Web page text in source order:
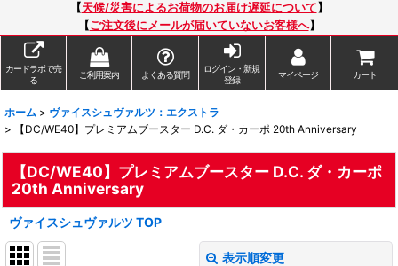
【天候/災害によるお荷物のお届け遅延について 】
【ご注文後にメールが届いていないお客様へ】
カードラボで売
る
ご利用案内 よくある質問
ログイン・新規
登録
マイページ カート
ホーム > ヴァイスシュヴァルツ：エクストラ
>
【DC/WE40】プレミアムブースター D.C. ダ・カーポ 20th Anniversary
【DC/WE40】プレミアムブースター D.C. ダ・カーポ
20th Anniversary
ヴァイスシュヴァルツ TOP
表示順変更